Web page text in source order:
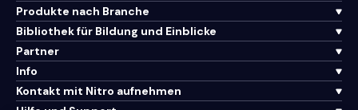
Produkte nach Branche
Bibliothek für Bildung und Einblicke
Partner
Info
Kontakt mit Nitro aufnehmen